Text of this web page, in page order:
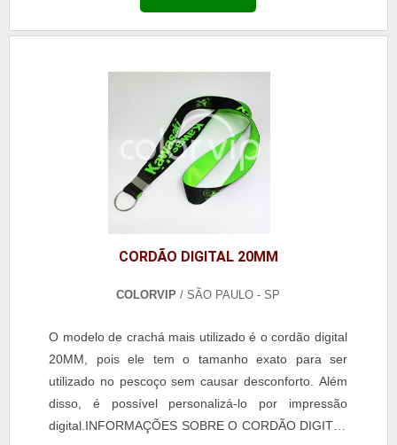
CORDÃO DIGITAL 20MM
COLORVIP / SÃO PAULO - SP
O modelo de crachá mais utilizado é o cordão digital
20MM, pois ele tem o tamanho exato para ser
utilizado no pescoço sem causar desconforto. Além
disso, é possível personalizá-lo por impressão
digital.INFORMAÇÕES SOBRE O CORDÃO DIGITAL